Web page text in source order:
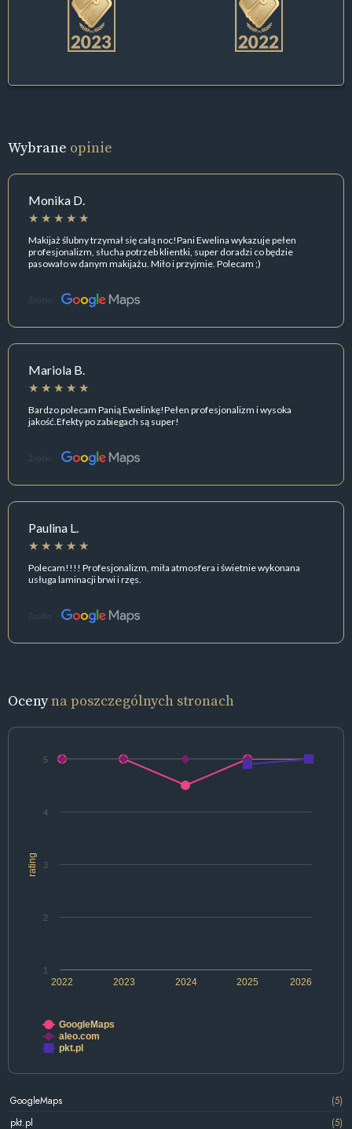
Wybrane opinie
Monika D.
Makijaż ślubny trzymał się całą noc!Pani Ewelina wykazuje pełen
profesjonalizm, słucha potrzeb klientki, super doradzi co będzie
pasowało w danym makijażu. Miło i przyjmie. Polecam ;)
Źródło:
Mariola B.
Bardzo polecam Panią Ewelinkę!Pełen profesjonalizm i wysoka
jakość.Efekty po zabiegach są super!
Źródło:
Paulina L.
Polecam!!!! Profesjonalizm, miła atmosfera i świetnie wykonana
usługa laminacji brwi i rzęs.
Źródło:
Ocenyna poszczególnych stronach
rating
2022 2024 2026
2023 2025
1
2
3
4
5
GoogleMaps
aleo.com
pkt.pl
GoogleMaps
(5)
pkt.pl
(5)